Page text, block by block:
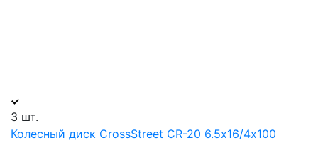
3 шт.
Колесный диск CrossStreet CR-20 6.5х16/4х100